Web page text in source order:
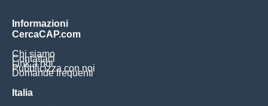
Informazioni
CercaCAP.com
Chi siamo
Contattaci
Link a noi
Pubblicizza con noi
Domande frequenti
Italia